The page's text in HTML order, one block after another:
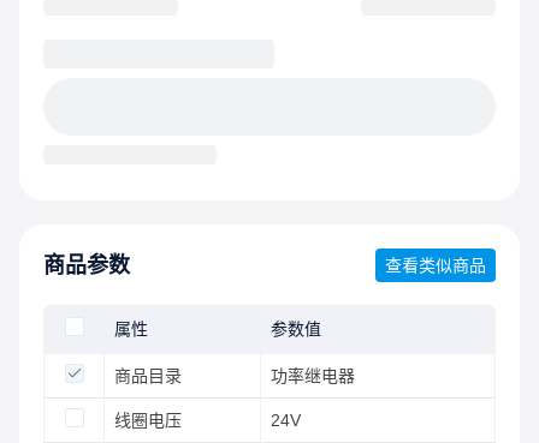
商品参数 查看类似商品
属性 参数值
商品目录 功率继电器
线圈电压 24V